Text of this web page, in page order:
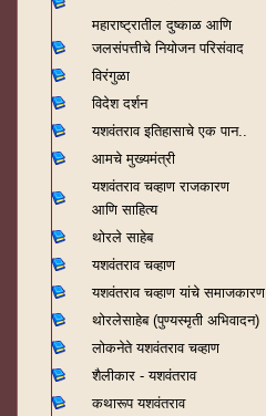
महाराष्ट्रातील दुष्काळ आणि
जलसंपत्तीचे नियोजन परिसंवाद
विरंगुळा
विदेश दर्शन
यशवंतराव इतिहासाचे एक पान..
आमचे मुख्यमंत्री
यशवंतराव चव्हाण राजकारण
आणि साहित्य
थोरले साहेब
यशवंतराव चव्हाण
यशवंतराव चव्हाण यांचे समाजकारण
थोरलेसाहेब (पुण्यस्मृती अभिवादन)
लोकनेते यशवंतराव चव्हाण
शैलीकार - यशवंतराव
कथारूप यशवंतराव